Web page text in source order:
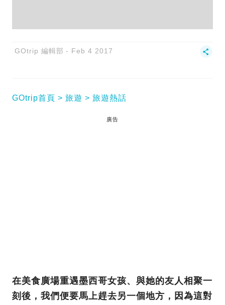
GOtrip 編輯部 Feb 4 2017
GOtrip首頁 旅遊 旅遊熱話
廣告
在美食廣場重遇墨西哥女孩、與她的友人相聚一
刻後，我們便要馬上趕去另一個地方，因為這對